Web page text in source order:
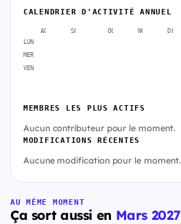
CALENDRIER D'ACTIVITÉ ANNUEL
AOÛT SEPT. OCT. NOV. DÉC.
LUN
MER
VEN
MEMBRES LES PLUS ACTIFS
Aucun contributeur pour le moment.
MODIFICATIONS RÉCENTES
Aucune modification pour le moment.
AU MÊME MOMENT
Ça sort aussi en Mars 2027